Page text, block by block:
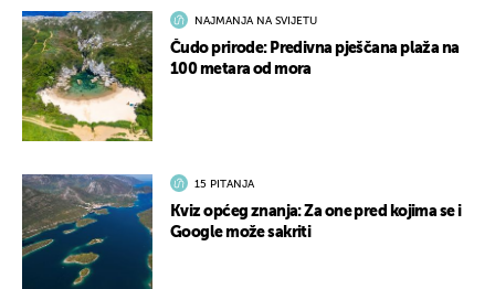
NAJMANJA NA SVIJETU
Čudo prirode: Predivna pješčana plaža na
100 metara od mora
15 PITANJA
Kviz općeg znanja: Za one pred kojima se i
Google može sakriti